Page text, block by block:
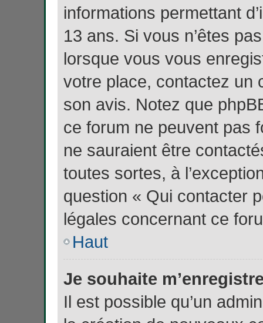
informations permettant
13 ans. Si vous n’êtes
lorsque vous vous
votre place, contactez un
son avis. Notez que
ce forum ne peuvent pas
ne sauraient être
toutes sortes, à
question « Qui contacter
légales concernant ce
Haut
Je souhaite
Il est possible qu’un